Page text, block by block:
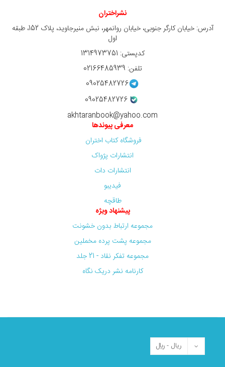
نشراختران
آدرس: خیابان کارگر جنوبی، خیابان روانمهر، نبش منیرجاوید، پلاک 152، طبقه
اول
کدپستی: 1314973751
تلفن: 02166485939
09025482726
09025482726
akhtaranbook@yahoo.com
معرفی پیوندها
فروشگاه کتاب اختران
انتشارات پژواک
انتشارات دات
فیدیبو
طاقچه
پیشنهاد ویژه
مجموعه ارتباط بدون خشونت
مجموعه پشت پرده مخملین
مجموعه تفکر نقاد - 21 جلد
کارنامه نشر دریک نگاه